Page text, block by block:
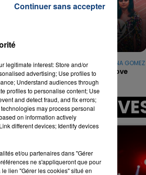
7h00 - 11h00
LA TEAM DE L'ÉTÉ
il pourrait
DJ SNAKE & SELENA GOMEZ
Selfish Love
LES
legitimate interest: Store and/or
advertising; Use profiles to
Understand audiences through
profiles to personalise content; Use
and detect fraud, and fix errors;
may process personal
on information actively
different devices; Identify devices
et/ou partenaires dans "Gérer
ne s'appliqueront que pour
lien "Gérer les cookies" situé en
Continuer sans accepter